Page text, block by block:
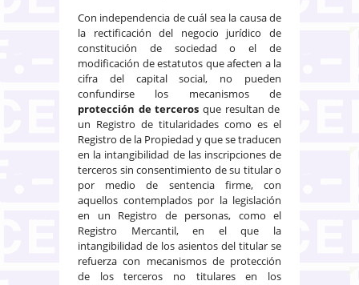
Con independencia de cuál sea la causa de
la rectificación del negocio jurídico de
constitución de sociedad o el de
modificación de estatutos que afecten a la
cifra del capital social, no pueden
confundirse los mecanismos de
protección de terceros que resultan de
un Registro de titularidades como es el
Registro de la Propiedad y que se traducen
en la intangibilidad de las inscripciones de
terceros sin consentimiento de su titular o
por medio de sentencia firme, con
aquellos contemplados por la legislación
en un Registro de personas, como el
Registro Mercantil, en el que la
intangibilidad de los asientos del titular se
refuerza con mecanismos de protección
de los terceros no titulares en los